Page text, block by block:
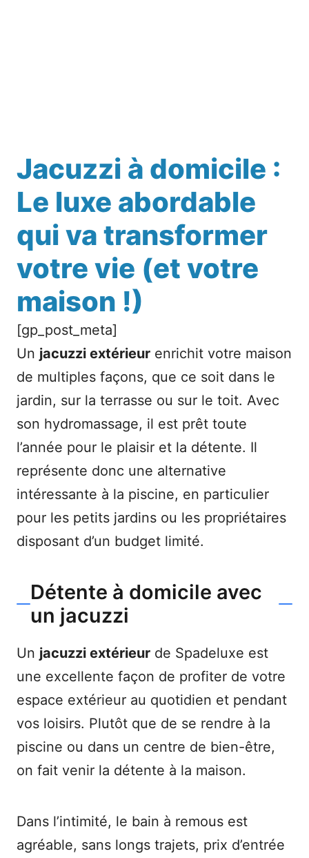
Jacuzzi à domicile :
Le luxe abordable
qui va transformer
votre vie (et votre
maison !)
[gp_post_meta]
Un jacuzzi extérieur enrichit votre maison
de multiples façons, que ce soit dans le
jardin, sur la terrasse ou sur le toit. Avec
son hydromassage, il est prêt toute
l’année pour le plaisir et la détente. Il
représente donc une alternative
intéressante à la piscine, en particulier
pour les petits jardins ou les propriétaires
disposant d’un budget limité.
Détente à domicile avec
un jacuzzi
Un jacuzzi extérieur de Spadeluxe est
une excellente façon de profiter de votre
espace extérieur au quotidien et pendant
vos loisirs. Plutôt que de se rendre à la
piscine ou dans un centre de bien-être,
on fait venir la détente à la maison.
Dans l’intimité, le bain à remous est
agréable, sans longs trajets, prix d’entrée